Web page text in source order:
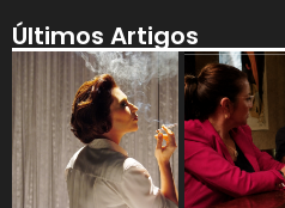
Últimos Artigos